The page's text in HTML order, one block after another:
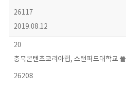
26117
2019.08.12
20
충북콘텐츠코리아랩, 스탠퍼드대학교
26208